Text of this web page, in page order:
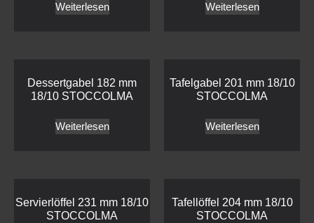
Weiterlesen Weiterlesen
Dessertgabel 182 mm
18/10 STOCCOLMA
Weiterlesen
Tafelgabel 201 mm 18/10
STOCCOLMA
Weiterlesen
Servierlöffel 231 mm 18/10
STOCCOLMA
Tafellöffel 204 mm 18/10
STOCCOLMA